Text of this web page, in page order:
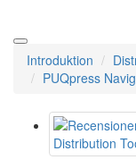
Introduktion
PUQpress